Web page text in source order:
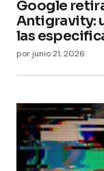
Google
Antigravity:
las
por junio 21, 2026